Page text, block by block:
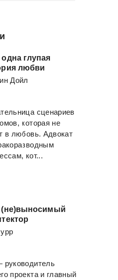
глупая
любви
Дойл
сценариев
которая не
в любовь. Адвокат
кот...
(не)выносимый
проекта и главный